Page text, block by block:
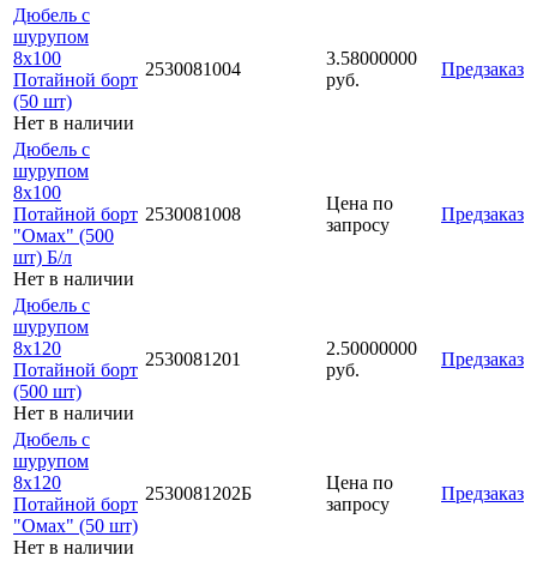
Дюбель с
шурупом
8х100
Потайной борт
(50 шт)
Нет в наличии
2530081004
3.58000000
руб.
Предзаказ
Дюбель с
шурупом
8х100
Потайной борт
"Омах" (500
шт) Б/л
Нет в наличии
2530081008
Цена по
запросу
Предзаказ
Дюбель с
шурупом
8х120
Потайной борт
(500 шт)
Нет в наличии
2530081201
2.50000000
руб.
Предзаказ
Дюбель с
шурупом
8х120
Потайной борт
"Омах" (50 шт)
Нет в наличии
2530081202Б
Цена по
запросу
Предзаказ